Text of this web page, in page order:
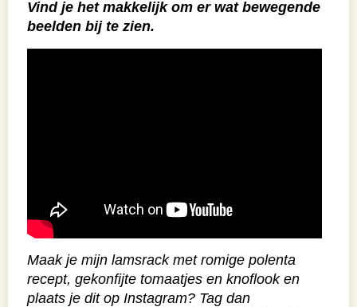
Vind je het makkelijk om er wat bewegende
beelden bij te zien.
Maak je mijn lamsrack met romige polenta
recept, gekonfijte tomaatjes en knoflook en
plaats je dit op Instagram? Tag dan